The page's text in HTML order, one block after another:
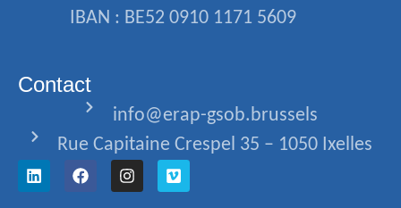
IBAN : BE52 0910 1171 5609
Contact
info@erap-gsob.brussels
Rue Capitaine Crespel 35 – 1050 Ixelles